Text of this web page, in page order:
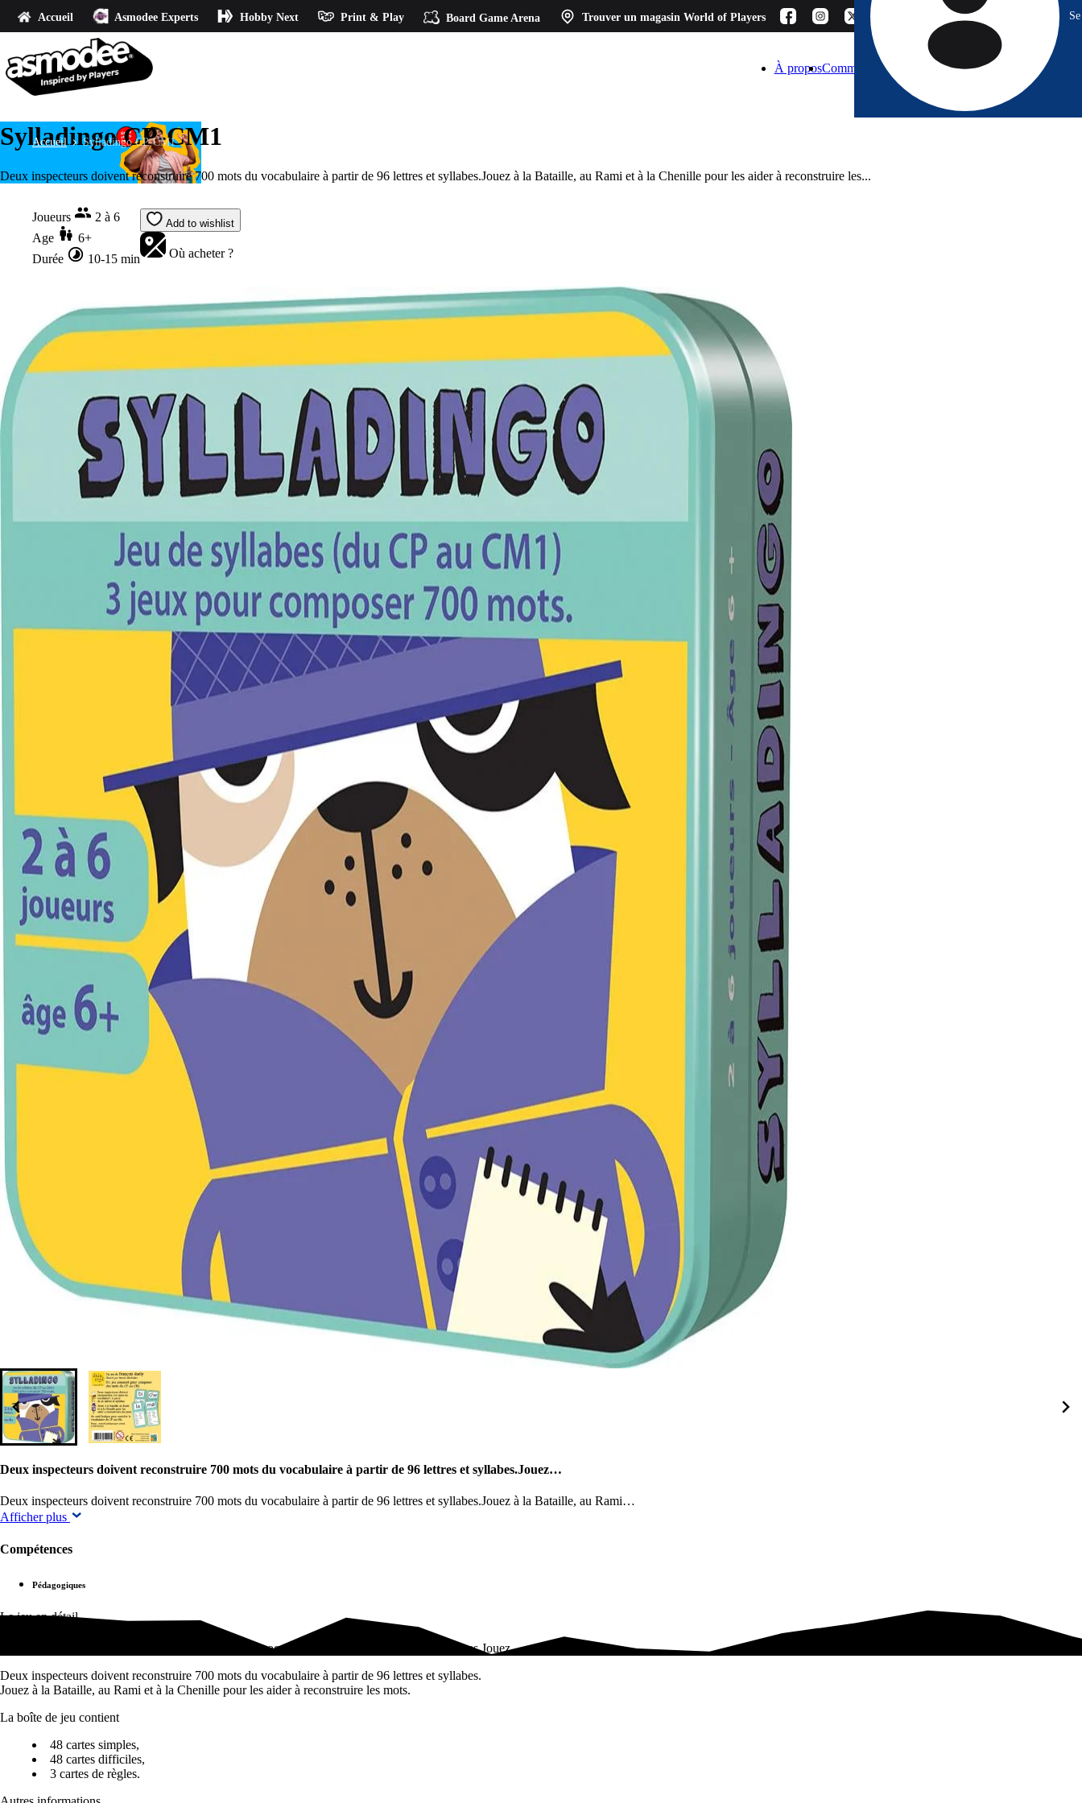
Accueil Asmodee Experts Hobby Next Print & Play Board Game Arena Trouver un magasin World of Players
À proposComment choisir ? BlogEspace Pro Contact
Accueil Sylladingo CP-CM1
Sylladingo CP-CM1
Deux inspecteurs doivent reconstruire 700 mots du vocabulaire à partir de 96 lettres et syllabes.Jouez à la Bataille, au Rami et à la Chenille pour les aider à reconstruire les...
Joueurs
2 à 6
Age
6+
Durée
10-15 min
Add to wishlist
Où acheter ?
Deux inspecteurs doivent reconstruire 700 mots du vocabulaire à partir de 96 lettres et syllabes.Jouez…
Deux inspecteurs doivent reconstruire 700 mots du vocabulaire à partir de 96 lettres et syllabes.Jouez à la Bataille, au Rami…
Afficher plus
Compétences
Pédagogiques
Le jeu en détail
Deux inspecteurs doivent reconstruire 700 mots du vocabulaire à partir de 96 lettres et syllabes.Jouez…
Deux inspecteurs doivent reconstruire 700 mots du vocabulaire à partir de 96 lettres et syllabes.
Jouez à la Bataille, au Rami et à la Chenille pour les aider à reconstruire les mots.
La boîte de jeu contient
48 cartes simples,
48 cartes difficiles,
3 cartes de règles.